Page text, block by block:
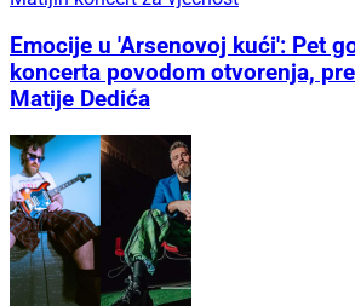
Emocije u 'Arsenovoj kući': Pet
koncerta povodom otvorenja,
Matije Dedića